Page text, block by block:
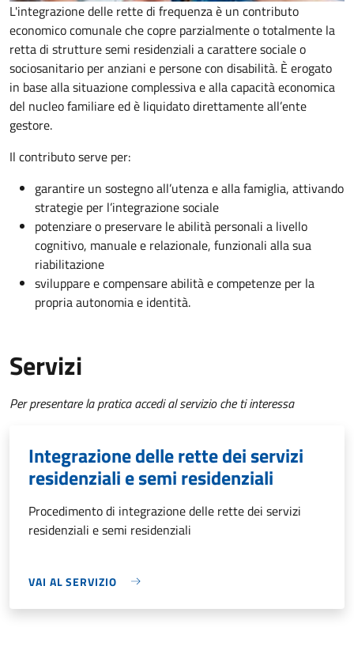
L'integrazione delle rette di frequenza è un contributo
economico comunale che copre parzialmente o totalmente la
retta di strutture semi residenziali a carattere sociale o
sociosanitario per anziani e persone con disabilità. È erogato
in base alla situazione complessiva e alla capacità economica
del nucleo familiare ed è liquidato direttamente all’ente
gestore.
Il contributo serve per:
garantire un sostegno all’utenza e alla famiglia, attivando
strategie per l’integrazione sociale
potenziare o preservare le abilità personali a livello
cognitivo, manuale e relazionale, funzionali alla sua
riabilitazione
sviluppare e compensare abilità e competenze per la
propria autonomia e identità.
Servizi
Per presentare la pratica accedi al servizio che ti interessa
Integrazione delle rette dei servizi
residenziali e semi residenziali
Procedimento di integrazione delle rette dei servizi
residenziali e semi residenziali
VAI AL SERVIZIO